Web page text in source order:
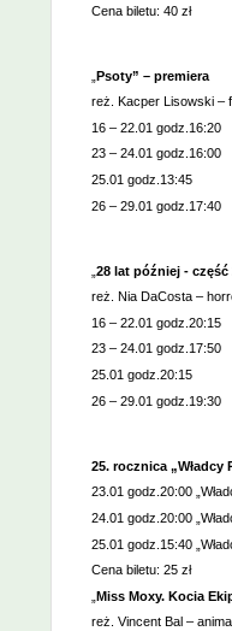
Cena biletu: 40 zł
Psoty” – premiera
reż. Kacper Lisowski –
16 – 22.01 godz.16:20
23 – 24.01 godz.16:00
25.01 godz.13:45
26 – 29.01 godz.17:40
28 lat później -
reż. Nia DaCosta –
16 – 22.01 godz.20:15
23 – 24.01 godz.17:50
25.01 godz.20:15
26 – 29.01 godz.19:30
25. rocznica „Władcy
23.01 godz.20:00
24.01 godz.20:00
25.01 godz.15:40
Cena biletu: 25 zł
Miss Moxy. Kocia
reż. Vincent Bal –